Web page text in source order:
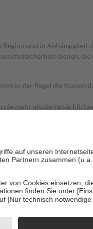
und in Abhängigkeit
dienen,
in der Regel die Kosten
nie mehr als die